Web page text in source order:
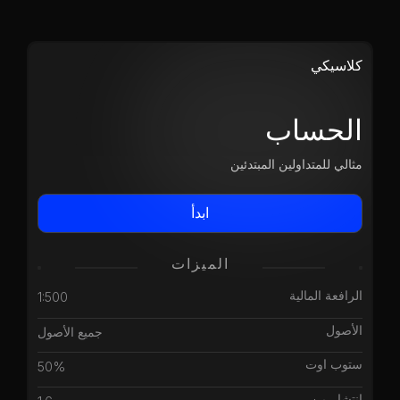
كلاسيكي
الحساب
مثالي للمتداولين المبتدئين
ابدأ
الميزات
الرافعة المالية 1:500
الأصول جميع الأصول
ستوب اوت 50%